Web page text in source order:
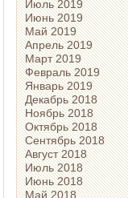
Июль 2019
Июнь 2019
Май 2019
Апрель 2019
Март 2019
Февраль 2019
Январь 2019
Декабрь 2018
Ноябрь 2018
Октябрь 2018
Сентябрь 2018
Август 2018
Июль 2018
Июнь 2018
Май 2018